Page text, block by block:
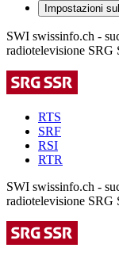
Impostazioni
SWI swissinfo.ch -
radiotelevisione SRG
RTS
SRF
RSI
RTR
SWI swissinfo.ch -
radiotelevisione SRG